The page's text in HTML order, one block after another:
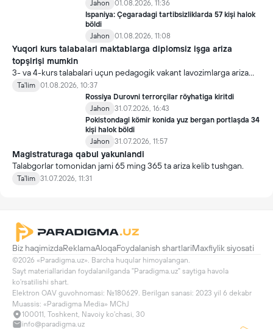
Jahon
01.08.2026, 11:36
Ispaniya: Çegaradagi tartibsizliklarda 57 kişi halok
böldi
Jahon
01.08.2026, 11:08
Yuqori kurs talabalari maktablarga diplomsiz işga ariza
topşirişi mumkin
3- va 4-kurs talabalari uçun pedagogik vakant lavozimlarga ariza
topşirish yanada soddalaştirildi.
Ta'lim 01.08.2026, 10:37
Rossiya Durovni terrorçilar röyhatiga kiritdi
Jahon
31.07.2026, 16:43
Pokistondagi kömir konida yuz bergan portlaşda 34
kişi halok böldi
Jahon
31.07.2026, 11:57
Magistraturaga qabul yakunlandi
Talabgorlar tomonidan jami 65 ming 365 ta ariza kelib tushgan.
Ta'lim 31.07.2026, 11:31
Biz haqimizdaReklamaAloqaFoydalanish shartlariMaxfiylik siyosati
©2026 «Paradigma.uz». Barcha huqular himoyalangan.
Sayt materiallaridan foydalanilganda "Paradigma.uz" saytiga havola
ko'rsatilishi shart.
Elektron OAV guvohnomasi: №180629. Berilgan sanasi: 2023 yil 6 dekabr
Muassis: «Paradigma Media» MChJ
100011, Toshkent, Navoiy ko'chasi, 30
info@paradigma.uz